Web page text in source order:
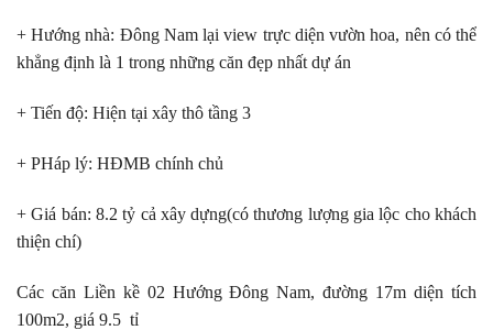
+ Hướng nhà: Đông Nam lại view trực diện vườn hoa, nên có thể
khẳng định là 1 trong những căn đẹp nhất dự án
+ Tiến độ: Hiện tại xây thô tầng 3
+ PHáp lý: HĐMB chính chủ
+ Giá bán: 8.2 tỷ cả xây dựng(có thương lượng gia lộc cho khách
thiện chí)
Các căn Liền kề 02 Hướng Đông Nam, đường 17m diện tích
100m2, giá 9.5 tỉ